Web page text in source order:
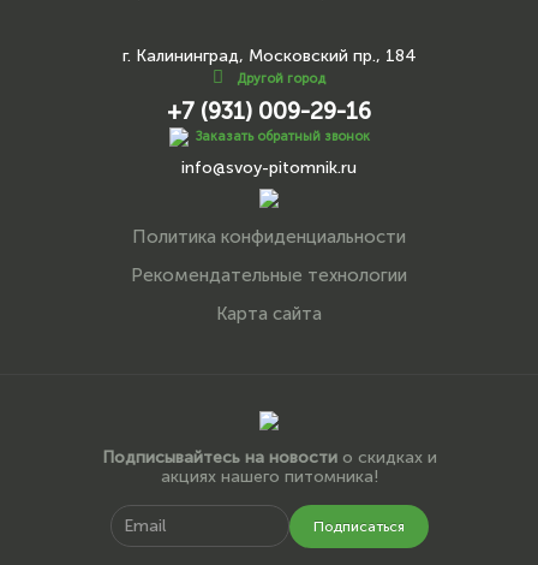
г. Калининград, Московский пр., 184
Другой город
+7 (931) 009-29-16
Заказать обратный звонок
info@svoy-pitomnik.ru
Политика конфиденциальности
Рекомендательные технологии
Карта сайта
Подписывайтесь на новостио скидках и
акциях нашего питомника!
Подписаться